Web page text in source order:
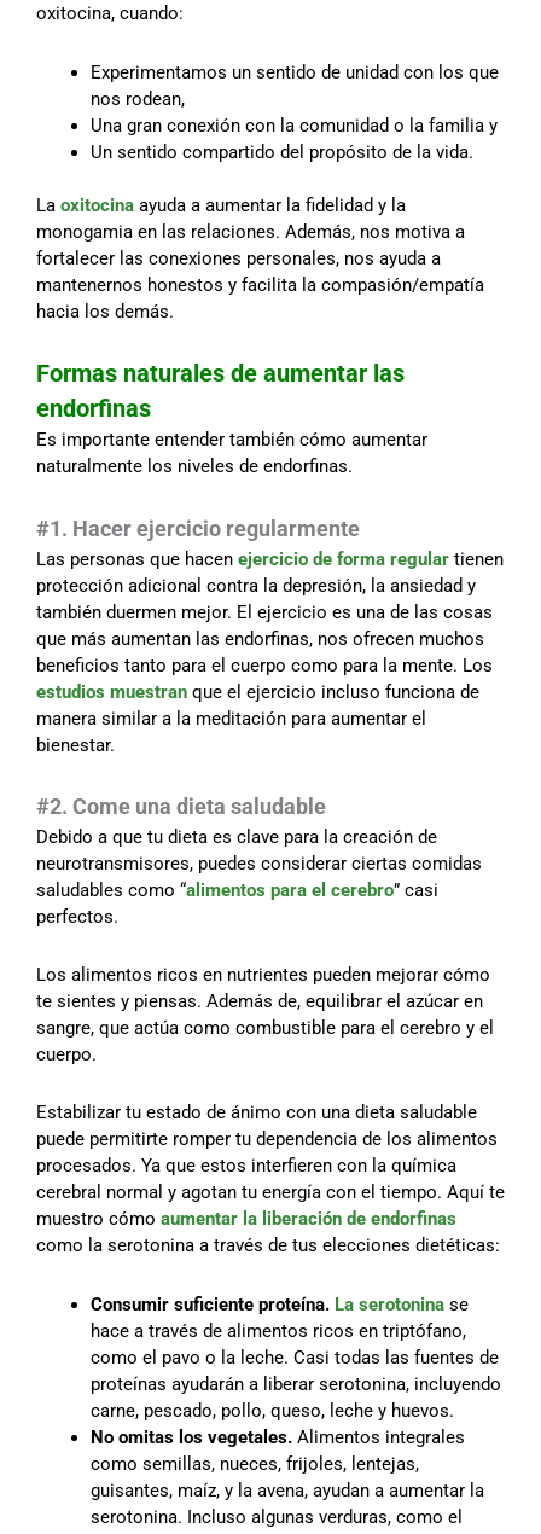
oxitocina, cuando:
Experimentamos un sentido de unidad con los que
nos rodean,
Una gran conexión con la comunidad o la familia y
Un sentido compartido del propósito de la vida.
La oxitocina ayuda a aumentar la fidelidad y la
monogamia en las relaciones. Además, nos motiva a
fortalecer las conexiones personales, nos ayuda a
mantenernos honestos y facilita la compasión/empatía
hacia los demás.
Formas naturales de aumentar las
endorfinas
Es importante entender también cómo aumentar
naturalmente los niveles de endorfinas.
#1. Hacer ejercicio regularmente
Las personas que hacen ejercicio de forma regular tienen
protección adicional contra la depresión, la ansiedad y
también duermen mejor. El ejercicio es una de las cosas
que más aumentan las endorfinas, nos ofrecen muchos
beneficios tanto para el cuerpo como para la mente. Los
estudios muestran que el ejercicio incluso funciona de
manera similar a la meditación para aumentar el
bienestar.
#2. Come una dieta saludable
Debido a que tu dieta es clave para la creación de
neurotransmisores, puedes considerar ciertas comidas
saludables como “alimentos para el cerebro” casi
perfectos.
Los alimentos ricos en nutrientes pueden mejorar cómo
te sientes y piensas. Además de, equilibrar el azúcar en
sangre, que actúa como combustible para el cerebro y el
cuerpo.
Estabilizar tu estado de ánimo con una dieta saludable
puede permitirte romper tu dependencia de los alimentos
procesados. Ya que estos interfieren con la química
cerebral normal y agotan tu energía con el tiempo. Aquí te
muestro cómo aumentar la liberación de endorfinas
como la serotonina a través de tus elecciones dietéticas:
Consumir suficiente proteína. La serotonina se
hace a través de alimentos ricos en triptófano,
como el pavo o la leche. Casi todas las fuentes de
proteínas ayudarán a liberar serotonina, incluyendo
carne, pescado, pollo, queso, leche y huevos.
No omitas los vegetales. Alimentos integrales
como semillas, nueces, frijoles, lentejas,
guisantes, maíz, y la avena, ayudan a aumentar la
serotonina. Incluso algunas verduras, como el